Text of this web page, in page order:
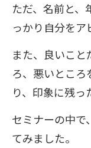
ただ、名前と、
っかり自分をア
また、良いこと
ろ、悪いとこ
り、印象に残っ
セミナーの中で
てみました。